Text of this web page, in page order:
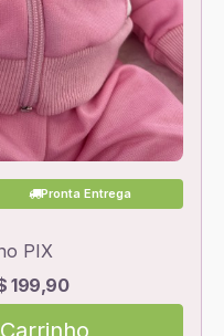
Pronta Entrega
PIX
199,90